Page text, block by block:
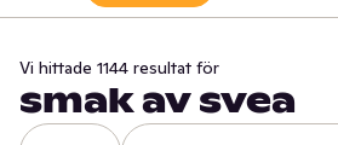
Vi hittade 1144 resultat för
smak av svea